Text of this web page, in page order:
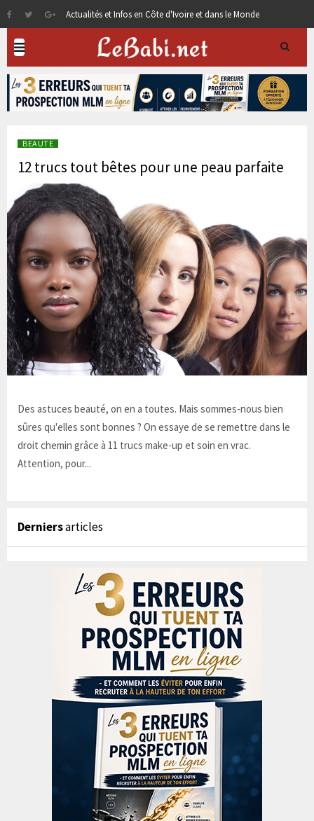
Actualités et Infos en Côte d'Ivoire et dans le Monde
BEAUTE
12 trucs tout bêtes pour une peau parfaite
Des astuces beauté, on en a toutes. Mais sommes-nous bien
sûres qu'elles sont bonnes ? On essaye de se remettre dans le
droit chemin grâce à 11 trucs make-up et soin en vrac.
Attention, pour...
Derniersarticles